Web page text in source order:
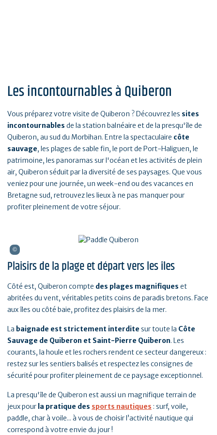
Les incontournables à Quiberon
Vous préparez votre visite de Quiberon ? Découvrez les sites
incontournables de la station balnéaire et de la presqu'île de
Quiberon, au sud du Morbihan. Entre la spectaculaire côte
sauvage, les plages de sable fin, le port de Port-Haliguen, le
patrimoine, les panoramas sur l'océan et les activités de plein
air, Quiberon séduit par la diversité de ses paysages. Que vous
veniez pour une journée, un week-end ou des vacances en
Bretagne sud, retrouvez les lieux à ne pas manquer pour
profiter pleinement de votre séjour.
Plaisirs de la plage et départ vers les îles
Côté est, Quiberon compte des plages magnifiques et
abritées du vent, véritables petits coins de paradis bretons. Face
aux îles ou côté baie, profitez des plaisirs de la mer.
La baignade est strictement interdite sur toute la Côte
Sauvage de Quiberon et Saint-Pierre Quiberon. Les
courants, la houle et les rochers rendent ce secteur dangereux :
restez sur les sentiers balisés et respectez les consignes de
sécurité pour profiter pleinement de ce paysage exceptionnel.
La presqu'île de Quiberon est aussi un magnifique terrain de
jeux pour la pratique des sports nautiques : surf, voile,
paddle, char à voile... à vous de choisir l’activité nautique qui
correspond à votre envie du jour !